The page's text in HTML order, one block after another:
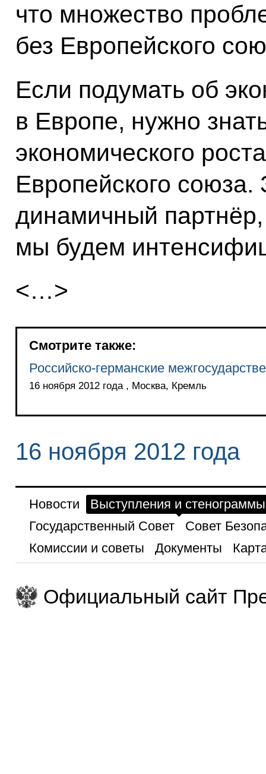
что множество
без Европейского
Если подумать об
в Европе, нужно
экономического
Европейского союза.
динамичный
мы будем
<…>
Смотрите также:
Российско-германские
16 ноября 2012 года , Москва, Кремль
16 ноября 2012 года
Новости
Выступления и стенограммы
Государственный Совет
Совет
Комиссии и советы
Документы
Официальный сайт